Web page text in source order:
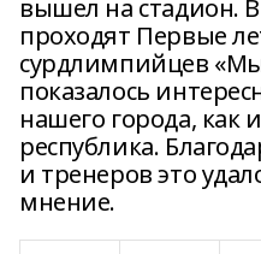
вышел на стадион.
проходят Первые
сурдлимпийцев
показалось
нашего города, как
республика.
и тренеров это
мнение.